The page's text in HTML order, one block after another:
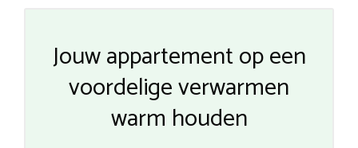
Jouw appartement op een
voordelige verwarmen
warm houden